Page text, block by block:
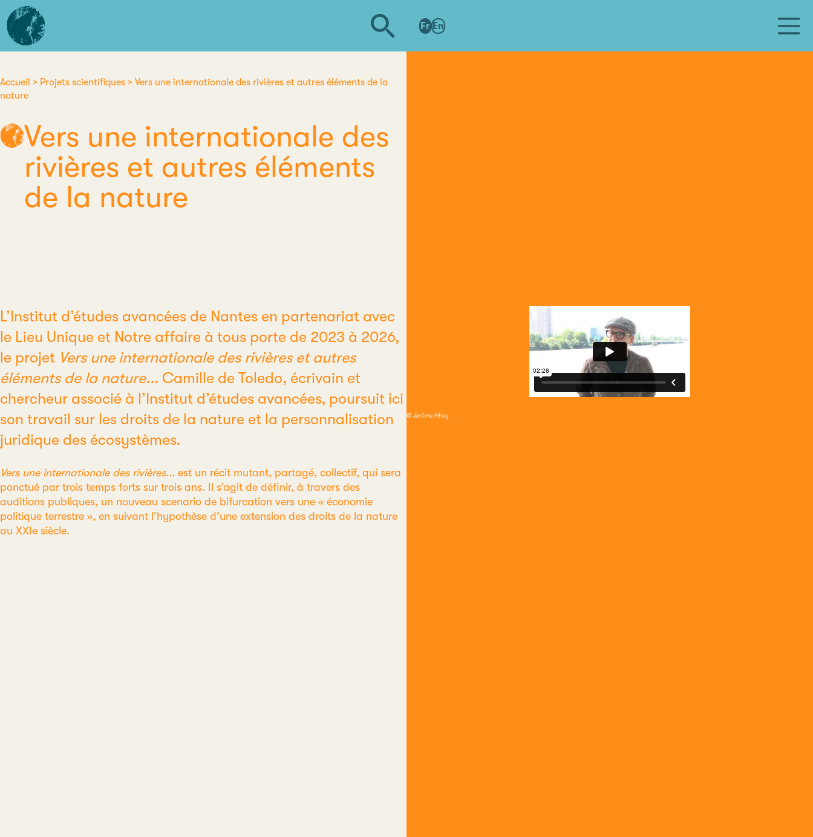
Aller
au
contenu
principal
L'institut
d'études
avancées
Fr En
Fil
Accueil Projets scientifiques
Vers une internationale des rivières et autres éléments de la
nature
Vers une internationale des
rivières et autres éléments
de la nature
L’Institut d’études avancées de Nantes en partenariat avec
le Lieu Unique et Notre affaire à tous porte de 2023 à 2026,
le projet Vers une internationale des rivières et autres
éléments de la nature... Camille de Toledo, écrivain et
chercheur associé à l’Institut d’études avancées, poursuit ici
son travail sur les droits de la nature et la personnalisation
juridique des écosystèmes.
Vers une internationale des rivières... est un récit mutant, partagé, collectif, qui sera
ponctué par trois temps forts sur trois ans. Il s’agit de définir, à travers des
auditions publiques, un nouveau scenario de bifurcation vers une « économie
politique terrestre », en suivant l’hypothèse d’une extension des droits de la nature
au XXIe siècle.
©Jérôme Fihey